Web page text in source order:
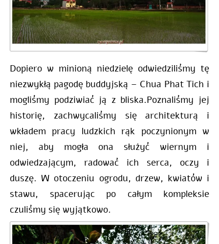
Dopiero w minioną niedzielę odwiedziliśmy tę
niezwykłą pagodę buddyjską – Chua Phat Tich i
mogliśmy podziwiać ją z bliska.Poznaliśmy jej
historię, zachwycaliśmy się architekturą i
wkładem pracy ludzkich rąk poczynionym w
niej, aby mogła ona służyć wiernym i
odwiedzającym, radować ich serca, oczy i
duszę. W otoczeniu ogrodu, drzew, kwiatów i
stawu, spacerując po całym kompleksie
czuliśmy się wyjątkowo.